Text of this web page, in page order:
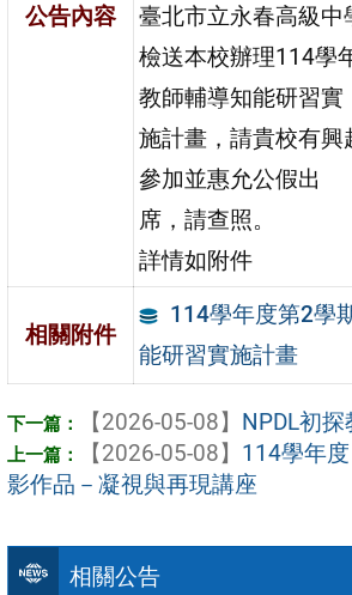
相關公告
公告內容
臺北市立永春高級中
檢送本校辦理114學
教師輔導知能研習實
施計畫，請貴校有興
參加並惠允公假出
席，請查照。
詳情如附件
相關附件
114學年度第2學
能研習實施計畫
【2026-05-08】 NPDL初
【2026-05-08】 114學年
影作品－凝視與再現講座